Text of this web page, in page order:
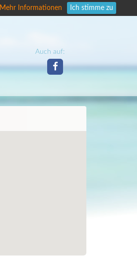
Mehr Informationen Ich stimme zu
Auch auf: